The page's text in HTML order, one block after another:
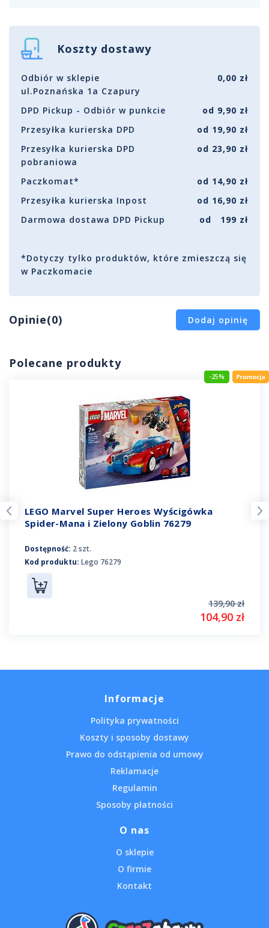
Koszty dostawy
Odbiór w sklepie
ul.Poznańska 1a Czapury
0,00 zł
DPD Pickup - Odbiór w punkcie
od 9,90 zł
Przesyłka kurierska DPD
od 19,90 zł
Przesyłka kurierska DPD
pobraniowa
od 23,90 zł
Paczkomat*
od 14,90 zł
Przesyłka kurierska Inpost
od 16,90 zł
Darmowa dostawa DPD Pickup
od 199 zł
*Dotyczy tylko produktów, które zmieszczą się
w Paczkomacie
Opinie(0) Dodaj opinię
Polecane produkty
-25%
LEGO Marvel Super Heroes Wyścigówka
Spider-Mana i Zielony Goblin 76279
Dostępność: 2 szt.
Kod produktu: Lego 76279
139,90 zł
104,90 zł
Informacje
Polityka prywatności
Koszty i sposoby dostawy
Prawo do odstąpienia od umowy
Reklamacje
Regulamin
Sposoby płatności
O nas
O sklepie
O firmie
Kontakt